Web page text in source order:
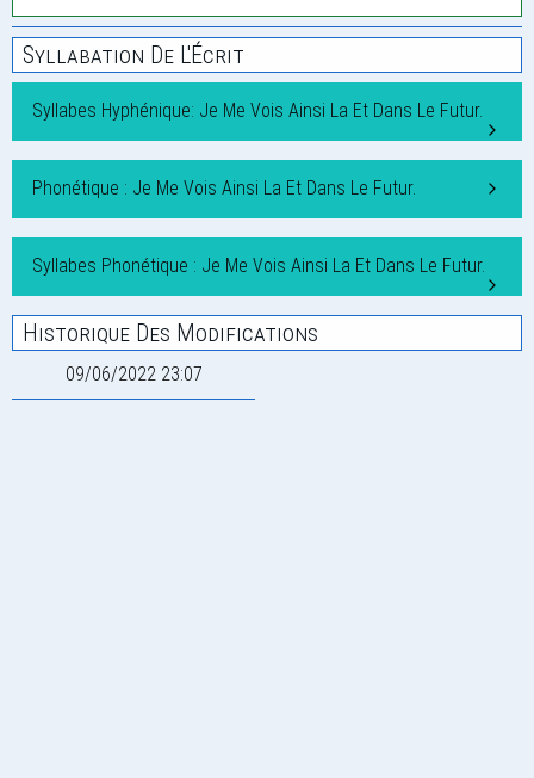
Syllabation De L'Écrit
Syllabes Hyphénique: Je Me Vois Ainsi La Et Dans Le Futur.
Phonétique : Je Me Vois Ainsi La Et Dans Le Futur.
Syllabes Phonétique : Je Me Vois Ainsi La Et Dans Le Futur.
Historique Des Modifications
09/06/2022 23:07